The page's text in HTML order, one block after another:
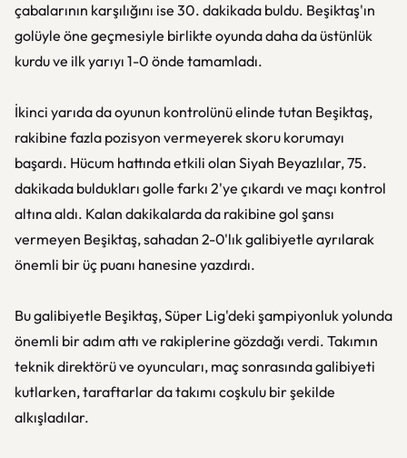
çabalarının karşılığını ise 30. dakikada buldu. Beşiktaş'ın
golüyle öne geçmesiyle birlikte oyunda daha da üstünlük
kurdu ve ilk yarıyı 1-0 önde tamamladı.
İkinci yarıda da oyunun kontrolünü elinde tutan Beşiktaş,
rakibine fazla pozisyon vermeyerek skoru korumayı
başardı. Hücum hattında etkili olan Siyah Beyazlılar, 75.
dakikada buldukları golle farkı 2'ye çıkardı ve maçı kontrol
altına aldı. Kalan dakikalarda da rakibine gol şansı
vermeyen Beşiktaş, sahadan 2-0'lık galibiyetle ayrılarak
önemli bir üç puanı hanesine yazdırdı.
Bu galibiyetle Beşiktaş, Süper Lig'deki şampiyonluk yolunda
önemli bir adım attı ve rakiplerine gözdağı verdi. Takımın
teknik direktörü ve oyuncuları, maç sonrasında galibiyeti
kutlarken, taraftarlar da takımı coşkulu bir şekilde
alkışladılar.